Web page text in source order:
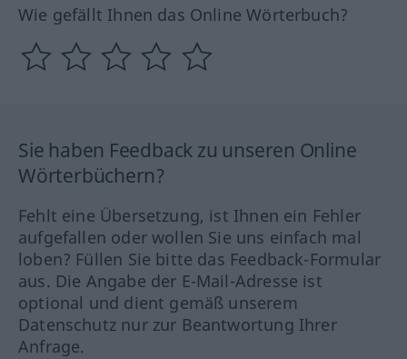
Wie gefällt Ihnen das Online Wörterbuch?
Sie haben Feedback zu unseren Online
Wörterbüchern?
Fehlt eine Übersetzung, ist Ihnen ein Fehler
aufgefallen oder wollen Sie uns einfach mal
loben? Füllen Sie bitte das Feedback-Formular
aus. Die Angabe der E-Mail-Adresse ist
optional und dient gemäß unserem
Datenschutz nur zur Beantwortung Ihrer
Anfrage.